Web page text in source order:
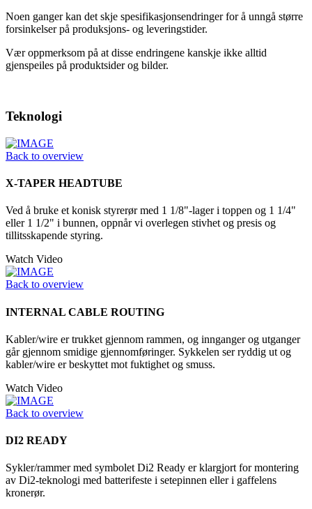
Noen ganger kan det skje spesifikasjonsendringer for å unngå større
forsinkelser på produksjons- og leveringstider.
Vær oppmerksom på at disse endringene kanskje ikke alltid
gjenspeiles på produktsider og bilder.
Teknologi
Back to overview
X-TAPER HEADTUBE
Ved å bruke et konisk styrerør med 1 1/8"-lager i toppen og 1 1/4"
eller 1 1/2" i bunnen, oppnår vi overlegen stivhet og presis og
tillitsskapende styring.
Watch Video
Back to overview
INTERNAL CABLE ROUTING
Kabler/wire er trukket gjennom rammen, og innganger og utganger
går gjennom smidige gjennomføringer. Sykkelen ser ryddig ut og
kabler/wire er beskyttet mot fuktighet og smuss.
Watch Video
Back to overview
DI2 READY
Sykler/rammer med symbolet Di2 Ready er klargjort for montering
av Di2-teknologi med batterifeste i setepinnen eller i gaffelens
kronerør.